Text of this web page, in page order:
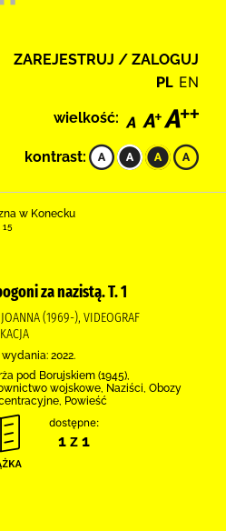
ZAREJESTRUJ / ZALOGUJ
PL EN
wielkość:
kontrast:
w Konecku
15
za nazistą. T. 1
JOANNA (1969-), VIDEOGRAF
wydania: 2022.
pod Borujskiem (1945),
wojskowe, Naziści, Obozy
Powieść
dostępne:
1 z 1